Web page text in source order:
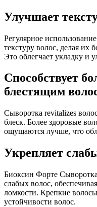
Улучшает
Регулярное
текстуру волос, делая их
Это облегчает укладку и
Способствует
блестящим
Сыворотка revitalizes
блеск. Более здоровые
ощущаются лучше, что
Укрепляет
Биоксин Форте
слабых волос,
ломкости. Крепкие
устойчивости волос.